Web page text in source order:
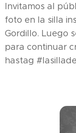
Invitamos al
foto en la silla
Gordillo. Luego
para continuar
hastag